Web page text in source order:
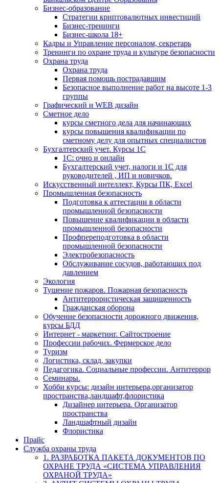
Бизнес-образование
Стратегии криптовалютных инвестиций
Бизнес-тренинги
Бизнес-школа 18+
Кадры и Управление персоналом, секретарь
Тренинги по охране труда и культуре безопасности
Охрана труда
Охрана труда
Первая помощь пострадавшим
Безопасное выполнение работ на высоте 1-3
группы
Графический и WEB дизайн
Сметное дело
курсы сметного дела для начинающих
курсы повышения квалификации по
сметному делу для опытных специалистов
Бухгалтерский учет. Курсы 1С
1С: очно и онлайн
Бухгалтерский учет, налоги и 1С для
руководителей , ИП и новичков.
Искусственный интеллект, Курсы ПК, Excel
Промышленная безопасность
Подготовка к аттестации в области
промышленной безопасности
Повышение квалификации в области
промышленной безопасности
Профпереподготовка в области
промышленной безопасности
Электробезопасность
Обслуживание сосудов, работающих под
давлением
Экология
Тушение пожаров. Пожарная безопасность
Антитеррористическая защищенность
Гражданская оборона
Обучение безопасности дорожного движения,
курсы БДД
Интернет - маркетинг. Сайтостроение
Профессии рабочих. Фермерское дело
Туризм
Логистика, склад, закупки
Педагогика. Социальные профессии. Антитеррор
Семинары.
Хобби курсы: дизайн интерьера,организатор
пространства,ландшафт,флористика
Дизайнер интерьера. Организатор
пространства
Ландшафтный дизайн
Флористика
Прайс
Служба охраны труда
1. РАЗРАБОТКА ПАКЕТА ДОКУМЕНТОВ ПО
ОХРАНЕ ТРУДА «СИСТЕМА УПРАВЛЕНИЯ
ОХРАНОЙ ТРУДА»